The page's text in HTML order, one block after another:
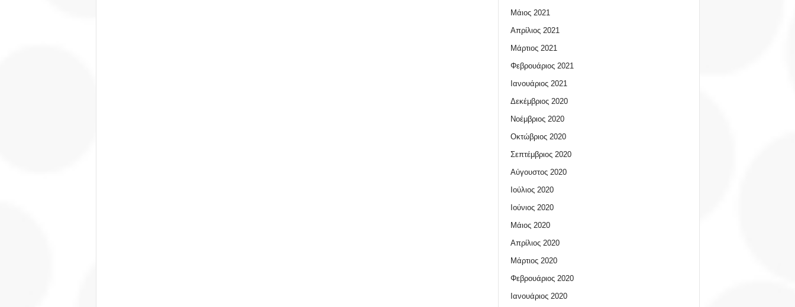
Μάιος 2021
Απρίλιος 2021
Μάρτιος 2021
Φεβρουάριος 2021
Ιανουάριος 2021
Δεκέμβριος 2020
Νοέμβριος 2020
Οκτώβριος 2020
Σεπτέμβριος 2020
Αύγουστος 2020
Ιούλιος 2020
Ιούνιος 2020
Μάιος 2020
Απρίλιος 2020
Μάρτιος 2020
Φεβρουάριος 2020
Ιανουάριος 2020